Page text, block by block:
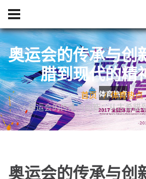
奥运会的传承与创
腊到现代的精
首页
体育热点
奥运会的传承与创新：从古希腊
奥运会的传承与创